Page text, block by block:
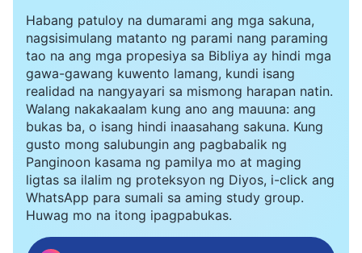
nagbukas ng saloobin ang mga kapatid ko
tungkol sa kanilang mga kalagayan. Sinabi nilang
kamakailan, sa kanilang mga tungkulin,
namumuhay sila sa mga kalagayan ng
pagpapakasasa sa kaginhawahan ng laman,
ginagampanan ang kanilang mga tungkulin nang
walang pagmamadali, hindi nagsisikap na
maging mabilis, at na ang mga gampaning
maaaring matapos sa kalahating araw ay
nagtatagal nang isang buong araw o higit pa, na
Habang patuloy na dumarami ang mga sakuna,
nagsisimulang matanto ng parami nang paraming
tao na ang mga propesiya sa Bibliya ay hindi mga
gawa-gawang kuwento lamang, kundi isang
realidad na nangyayari sa mismong harapan natin.
Walang nakakaalam kung ano ang mauuna: ang
bukas ba, o isang hindi inaasahang sakuna. Kung
gusto mong salubungin ang pagbabalik ng
Panginoon kasama ng pamilya mo at maging
ligtas sa ilalim ng proteksyon ng Diyos, i-click ang
WhatsApp para sumali sa aming study group.
Huwag mo na itong ipagpabukas.